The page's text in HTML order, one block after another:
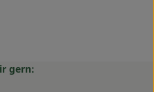
gern: